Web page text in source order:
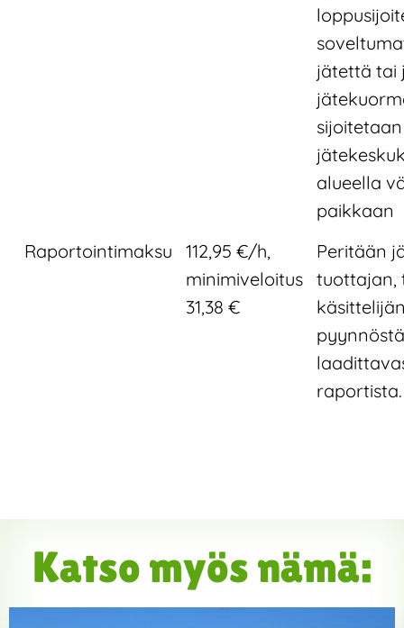
jätettä tai
sijoitetaan
alueella
paikkaan
Raportointimaksu
112,95 €/h,
minimiveloitus
31,38 €
Peritään
tuottajan,
raportista.
Katso myös nämä: